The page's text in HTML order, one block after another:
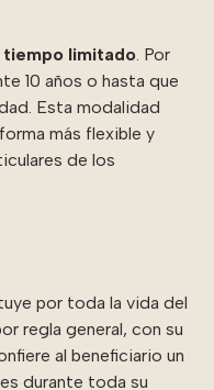
limitado. Por
10 años o hasta que
Esta modalidad
más flexible y
de los
por toda la vida del
regla general, con su
al beneficiario un
durante toda su